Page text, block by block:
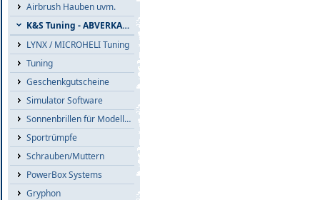
Airbrush Hauben uvm.
K&S Tuning - ABVERKAUF
LYNX / MICROHELI Tuning
Tuning
Geschenkgutscheine
Simulator Software
Sonnenbrillen für Modellflieger
Sportrümpfe
Schrauben/Muttern
PowerBox Systems
Gryphon